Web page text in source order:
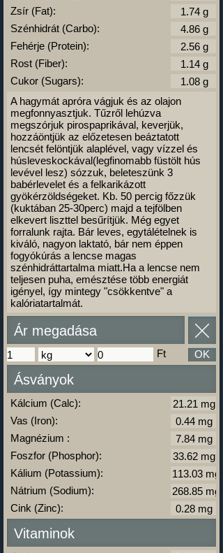
Zsír (Fat):
Szénhidrát (Carbo):
Fehérje (Protein):
Rost (Fiber):
Cukor (Sugars):
A hagymát apróra vágjuk és az olajon
megfonnyasztjuk. Tűzről lehúzva
megszórjuk pirospaprikával, keverjük,
hozzáöntjük az előzetesen beáztatott
lencsét felöntjük alaplével, vagy vízzel és
húsleveskockával(legfinomabb füstölt hús
levével lesz) sózzuk, beleteszünk 3
babérlevelet és a felkarikázott
gyökérzöldségeket. Kb. 50 percig főzzük
(kuktában 25-30perc) majd a tejfölben
elkevert liszttel besűrítjük. Még egyet
forralunk rajta. Bár leves, egytálételnek is
kiváló, nagyon laktató, bár nem éppen
fogyókúrás a lencse magas
szénhidráttartalma miatt.Ha a lencse nem
teljesen puha, emésztése több energiát
igényel, így mintegy "csökkentve" a
kalóriatartalmát.
Ár megadása
Ft OK
Ásványok
Kálcium (Calc):
Vas (Iron):
Magnézium :
Foszfor (Phosphor):
Kálium (Potassium):
Nátrium (Sodium):
Cink (Zinc):
Vitaminok